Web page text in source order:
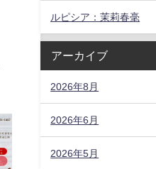
ルピシア：茉莉春毫
アーカイブ
2026年8月
2026年6月
2026年5月